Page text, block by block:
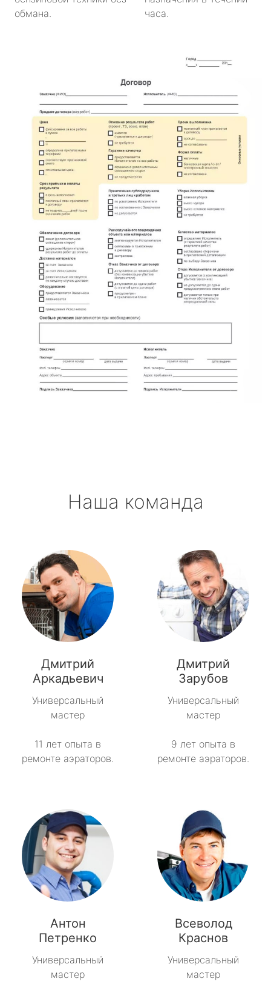
обмана.
часа.
Наша команда
Дмитрий
Аркадьевич
Универсальный
мастер
11 лет опыта в
ремонте аэраторов.
Дмитрий
Зарубов
Универсальный
мастер
9 лет опыта в
ремонте аэраторов.
Антон
Петренко
Универсальный
мастер
Всеволод
Краснов
Универсальный
мастер